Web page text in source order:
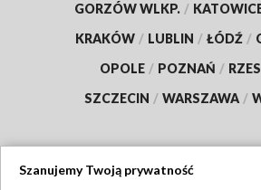
GORZÓW WLKP. /
KRAKÓW / LUBLIN / ŁÓDŹ /
OPOLE / POZNAŃ /
SZCZECIN / WARSZAWA /
Szanujemy Twoją prywatność